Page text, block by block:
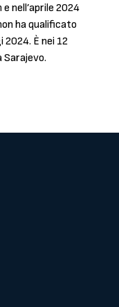
nell’aprile 2024
ha qualificato
2024. È nei 12
Sarajevo.